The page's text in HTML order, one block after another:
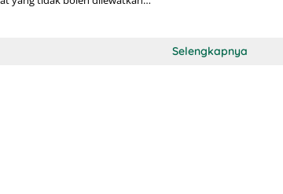
Selengkapnya